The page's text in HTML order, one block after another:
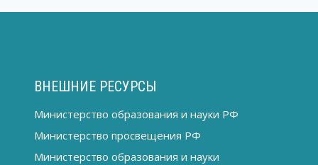
ВНЕШНИЕ РЕСУРСЫ
Министерство образования и науки РФ
Министерство просвещения РФ
Министерство образования и науки